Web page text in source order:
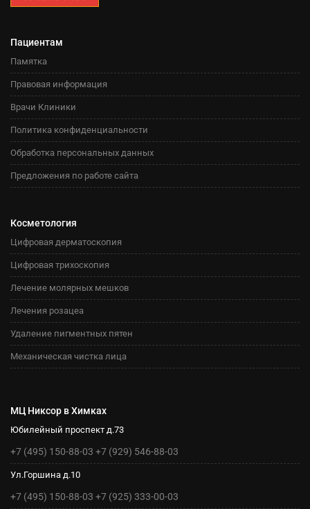
Пациентам
Памятка
Правовая информация
Врачи Клиники
Политика конфиденциальности
Обработка персональных данных
Предложения по работе сайта
Косметология
Цифровая дерматоскопия
Цифровая трихоскопия
Лечение молярных мешков
Лечения розацеа
Удаление пигментных пятен
Механическая чистка лица
МЦ Никсор в Химках
Юбилейный проспект д.73
+7 (495) 150-88-03 +7 (929) 546-88-03
Ул.Горшина д.10
+7 (495) 150-88-03 +7 (925) 333-00-03